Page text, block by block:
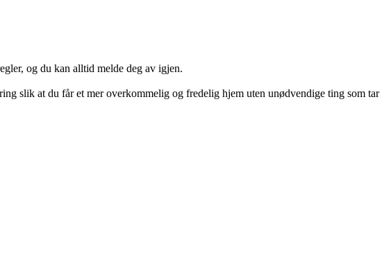
og du kan alltid melde deg av igjen.
slik at du får et mer overkommelig og fredelig hjem uten unødvendige ting som tar